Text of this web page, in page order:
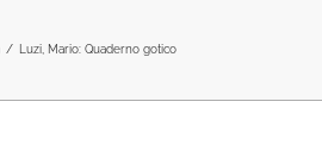
/ Luzi, Mario: Quaderno gotico